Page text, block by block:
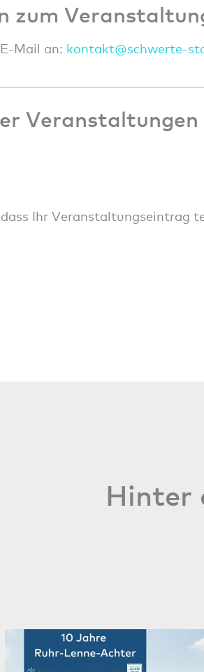
zum
Mail an: kontakt@schwerte-
Ihr Veranstaltungseintrag
Hinter